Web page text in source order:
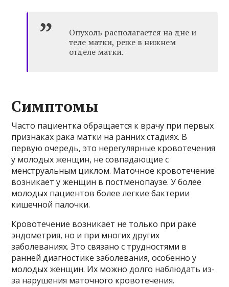
Опухоль располагается на дне и
теле матки, реже в нижнем
отделе матки.
Симптомы
Часто пациентка обращается к врачу при первых
признаках рака матки на ранних стадиях. В
первую очередь, это нерегулярные кровотечения
у молодых женщин, не совпадающие с
менструальным циклом. Маточное кровотечение
возникает у женщин в постменопаузе. У более
молодых пациентов более легкие бактерии
кишечной палочки.
Кровотечение возникает не только при раке
эндометрия, но и при многих других
заболеваниях. Это связано с трудностями в
ранней диагностике заболевания, особенно у
молодых женщин. Их можно долго наблюдать из-
за нарушения маточного кровотечения.